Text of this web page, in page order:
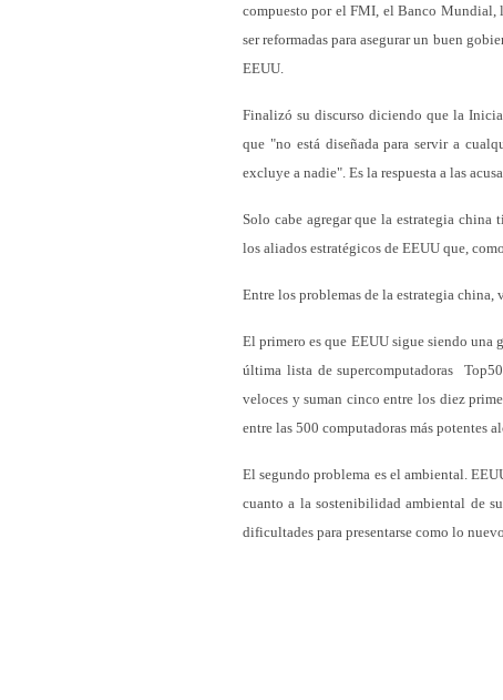
compuesto por el FMI, el Banco Mundial,
ser reformadas para asegurar un buen
EEUU.
Finalizó su discurso diciendo que la
que "no está diseñada para servir a
excluye a nadie". Es la respuesta a las
Solo cabe agregar que la estrategia china
los aliados estratégicos de EEUU que,
Entre los problemas de la estrategia china,
El primero es que EEUU sigue siendo
última lista de supercomputadoras
veloces y suman cinco entre los diez
entre las 500 computadoras más potentes
El segundo problema es el ambiental.
cuanto a la sostenibilidad ambiental de
dificultades para presentarse como lo